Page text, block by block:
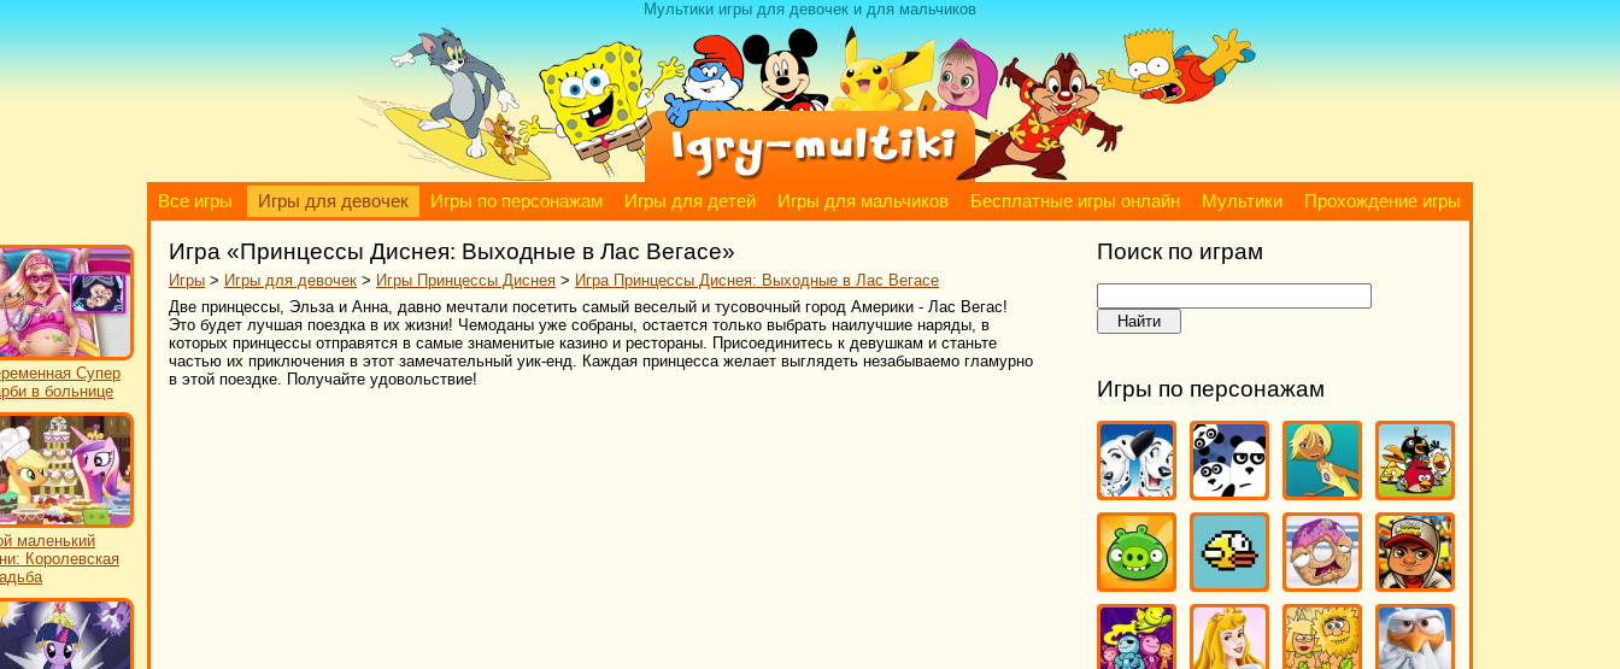
Мультики игры для девочек и для мальчиков
Все игры Игры для девочек Игры по персонажам Игры для детей Игры для мальчиков Бесплатные игры онлайн Мультики Прохождение игры
Супер
в больнице
маленький
Королевская
Игра «Принцессы Диснея: Выходные в Лас Вегасе»
Игры > Игры для девочек > Игры Принцессы Диснея > Игра Принцессы Диснея: Выходные в Лас Вегасе
Две принцессы, Эльза и Анна, давно мечтали посетить самый веселый и тусовочный город Америки - Лас Вегас!
Это будет лучшая поездка в их жизни! Чемоданы уже собраны, остается только выбрать наилучшие наряды, в
которых принцессы отправятся в самые знаменитые казино и рестораны. Присоединитесь к девушкам и станьте
частью их приключения в этот замечательный уик-енд. Каждая принцесса желает выглядеть незабываемо гламурно
в этой поездке. Получайте удовольствие!
Поиск по играм
Игры по персонажам